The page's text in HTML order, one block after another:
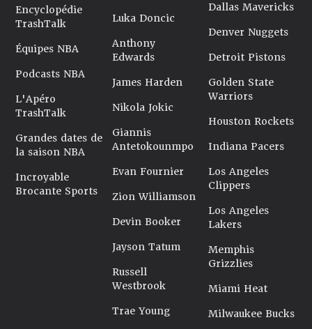
Encyclopédie
TrashTalk
Équipes NBA
Podcasts NBA
L'Apéro
TrashTalk
Grandes dates de
la saison NBA
Incroyable
Brocante Sports
Luka Doncic
Anthony
Edwards
James Harden
Nikola Jokic
Giannis
Antetokounmpo
Evan Fournier
Zion Williamson
Devin Booker
Jayson Tatum
Russell
Westbrook
Trae Young
Dallas Mavericks
Denver Nuggets
Detroit Pistons
Golden State
Warriors
Houston Rockets
Indiana Pacers
Los Angeles
Clippers
Los Angeles
Lakers
Memphis
Grizzlies
Miami Heat
Milwaukee Bucks